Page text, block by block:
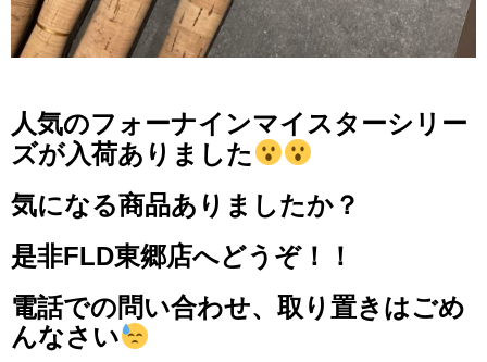
人気のフォーナインマイスターシリー
ズが入荷ありました
気になる商品ありましたか？
是非FLD東郷店へどうぞ！！
電話での問い合わせ、取り置きはごめ
んなさい